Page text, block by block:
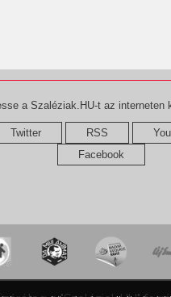
a Szaléziak.HU-t az interneten
Twitter RSS
Facebook